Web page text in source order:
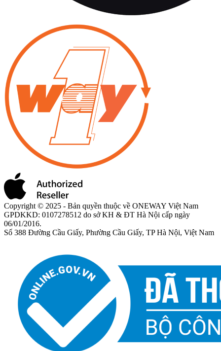
Copyright © 2025 - Bản quyền thuộc về ONEWAY Việt Nam
GPDKKD: 0107278512 do sở KH & ĐT Hà Nội cấp ngày
06/01/2016.
Số 388 Đường Cầu Giấy, Phường Cầu Giấy, TP Hà Nội, Việt Nam